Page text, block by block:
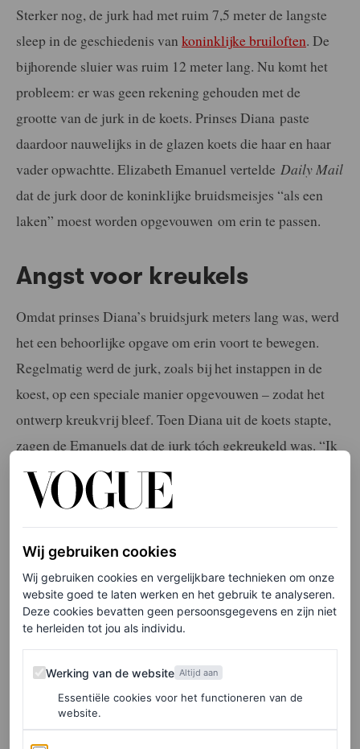
Sterker nog, de jurk had met ruim 7,5 meter de langste
sleep in de geschiedenis van koninklijke bruiloften. De
bijhorende sluier was ruim 12 meter lang. Nu komt het
probleem: er was geen rekening gehouden met de
grootte van de jurk in de koets. Prinses Diana paste
daardoor nauwelijks in de glazen koets die haar en haar
vader opwachtte. Elizabeth Emanuel vertelde Daily Mail
dat de jurk door de koninklijke bruidsmeisjes “als een
laken” moest worden opgevouwen om erin te passen.
Angst voor kreukels
Omdat prinses Diana’s bruidsjurk meters lang was, werd
het een behoorlijke opgave om erin voort te bewegen.
Regelmatig werd de jurk, zoals bij het instappen in de
koest, op een speciale manier opgevouwen – zodat het
ontwerp kreukvrij bleef. Toen Diana uit de koets stapte,
zagen de Emanuels dat de jurk tóch gekreukeld was. “Ik
weet nog goed dat ik toen tegen David fluisterde, ‘Oh my
god, hij is gekreukeld’,” vertelde Elizabeth tegen
Mail.
De tekst gaat verder onder de afbeelding.
Wij gebruiken cookies
Wij gebruiken cookies en vergelijkbare technieken om onze
website goed te laten werken en het gebruik te analyseren.
Deze cookies bevatten geen persoonsgegevens en zijn niet
te herleiden tot jou als individu.
Werking van de website
Werking van de website Altijd aan
Essentiële cookies voor het functioneren van de
website.
Analytics